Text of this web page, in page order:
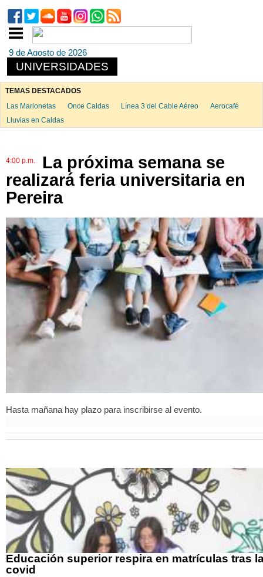
9 de Agosto de 2026
UNIVERSIDADES
TEMAS DESTACADOS
Las Marionetas
Once Caldas Línea 3 del Cable Aéreo
Aerocafé
Lluvias en Caldas
4:00 p.m.
La próxima semana se
realizará feria universitaria en
Pereira
Hasta mañana hay plazo para inscribirse al evento.
Educación superior respira en matrículas tras
covid